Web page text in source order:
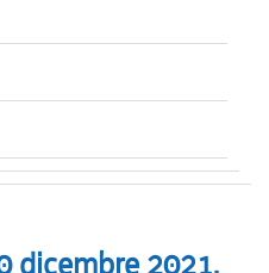
dicembre 2021,